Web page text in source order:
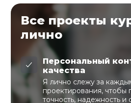
Все проекты
лично
Персональный
качества
Я лично слежу за
проектирования, чтобы
точность, надежность и